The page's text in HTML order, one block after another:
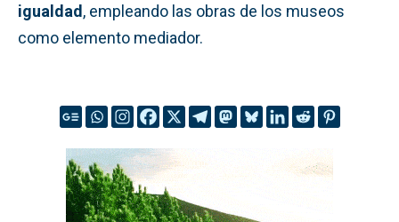
igualdad, empleando las obras de los museos
como elemento mediador.